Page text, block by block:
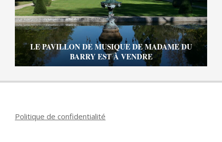
LE PAVILLON DE MUSIQUE DE MADAME DU
BARRY EST À VENDRE
Politique de confidentialité